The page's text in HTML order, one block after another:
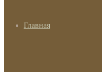
Главная